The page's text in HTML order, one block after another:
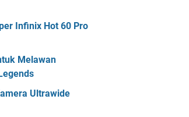
Infinix Hot 60 Pro
Melawan
Ultrawide